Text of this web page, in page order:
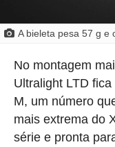
A bieleta pesa 57 g e
No montagem
Ultralight LTD
M, um número
mais extrema do
série e pronta